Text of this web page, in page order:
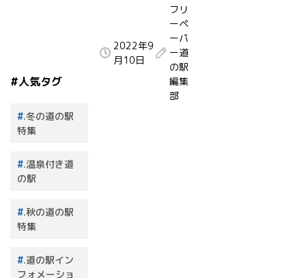
2022年9
月10日
フリ
ーペ
ーパ
ー道
の駅
編集
部
#人気タグ
.冬の道の駅
特集
.温泉付き道
の駅
.秋の道の駅
特集
.道の駅イン
フォメーショ